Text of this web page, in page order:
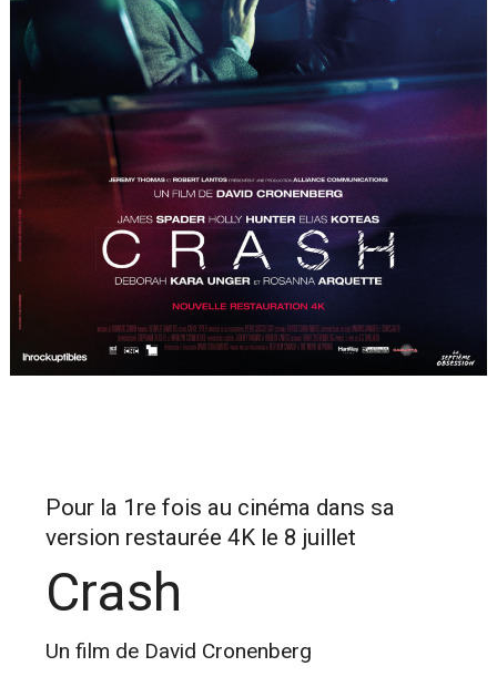
Pour la 1re fois au cinéma dans sa
version restaurée 4K le 8 juillet
Crash
Un film de David Cronenberg